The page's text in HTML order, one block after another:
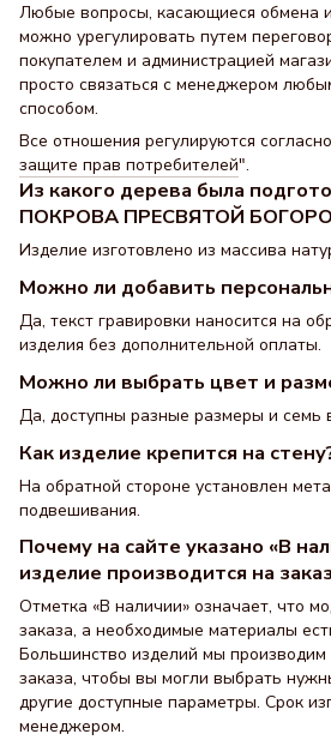
Любые вопросы, касающиеся обмена
можно урегулировать путем
покупателем и администрацией
просто связаться с менеджером
способом.
Все отношения регулируются
защите прав потребителей".
Из какого дерева была
ПОКРОВА ПРЕСВЯТОЙ
Изделие изготовлено из массива
Можно ли добавить
Да, текст гравировки наносится на
изделия без дополнительной оплаты.
Можно ли выбрать цвет и
Да, доступны разные размеры и семь
Как изделие крепится на
На обратной стороне установлен
подвешивания.
Почему на сайте указано «В
изделие производится на
Отметка «В наличии» означает, что
заказа, а необходимые материалы
Большинство изделий мы
заказа, чтобы вы могли выбрать
другие доступные параметры. Срок
менеджером.